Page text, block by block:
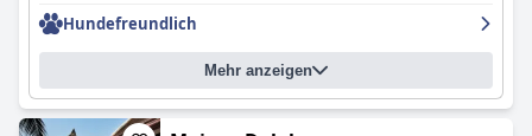
Hundefreundlich
Mehr anzeigen